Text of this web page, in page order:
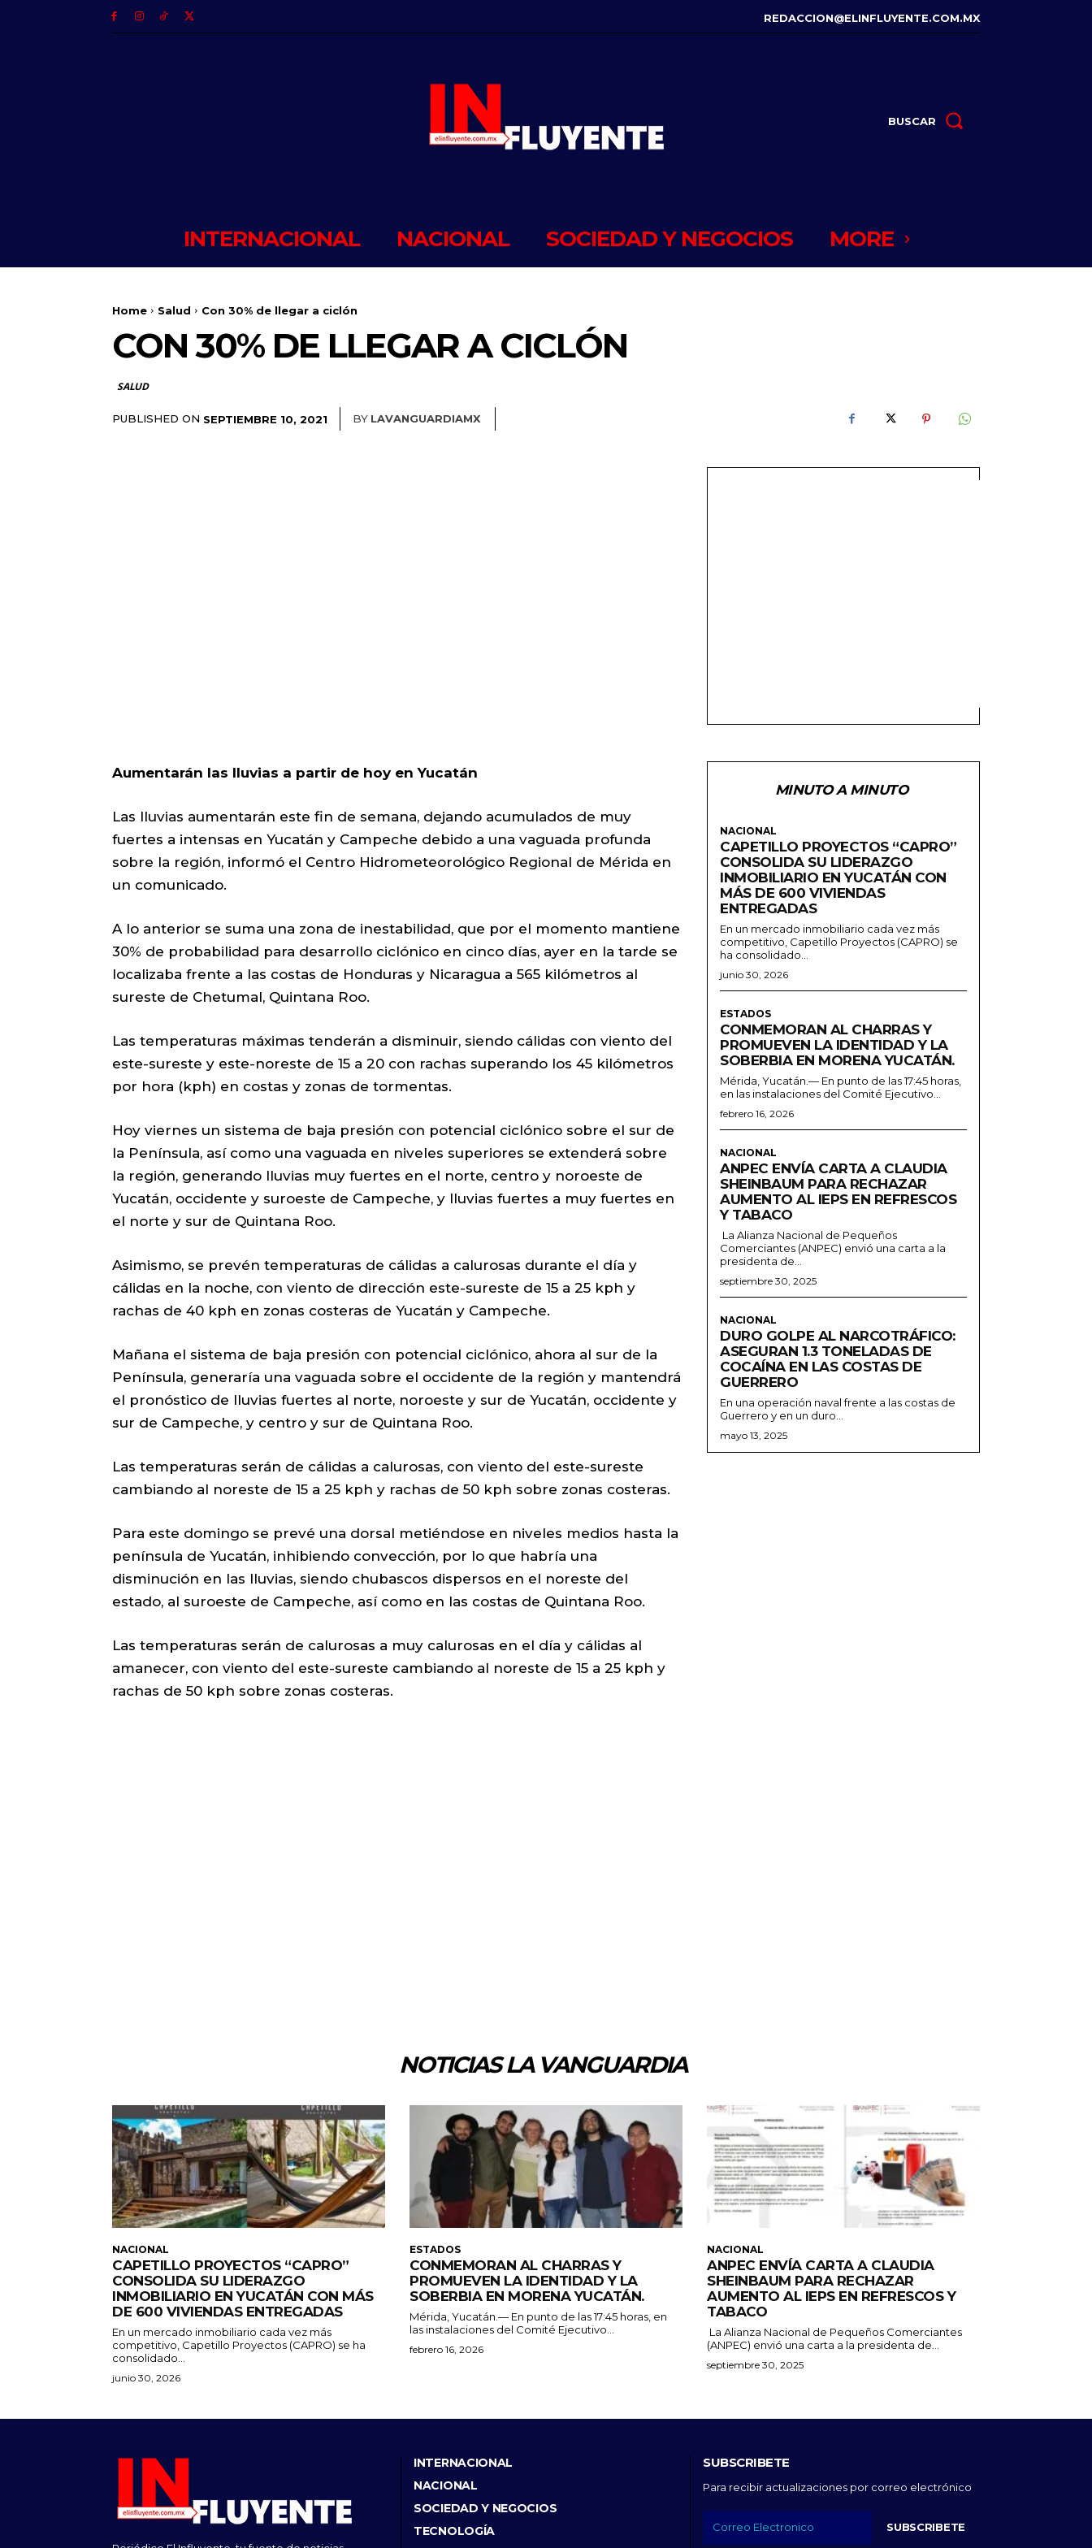
REDACCION@ELINFLUYENTE.COM.MX
BUSCAR
INTERNACIONAL NACIONAL SOCIEDAD Y NEGOCIOS MORE
Home Salud Con 30% de llegar a ciclón
CON 30% DE LLEGAR A CICLÓN
SALUD
PUBLISHED ON SEPTIEMBRE 10, 2021 BY LAVANGUARDIAMX
Aumentarán las lluvias a partir de hoy en Yucatán
Las lluvias aumentarán este fin de semana, dejando acumulados de muy
fuertes a intensas en Yucatán y Campeche debido a una vaguada profunda
sobre la región, informó el Centro Hidrometeorológico Regional de Mérida en
un comunicado.
A lo anterior se suma una zona de inestabilidad, que por el momento mantiene
30% de probabilidad para desarrollo ciclónico en cinco días, ayer en la tarde se
localizaba frente a las costas de Honduras y Nicaragua a 565 kilómetros al
sureste de Chetumal, Quintana Roo.
Las temperaturas máximas tenderán a disminuir, siendo cálidas con viento del
este-sureste y este-noreste de 15 a 20 con rachas superando los 45 kilómetros
por hora (kph) en costas y zonas de tormentas.
Hoy viernes un sistema de baja presión con potencial ciclónico sobre el sur de
la Península, así como una vaguada en niveles superiores se extenderá sobre
la región, generando lluvias muy fuertes en el norte, centro y noroeste de
Yucatán, occidente y suroeste de Campeche, y lluvias fuertes a muy fuertes en
el norte y sur de Quintana Roo.
Asimismo, se prevén temperaturas de cálidas a calurosas durante el día y
cálidas en la noche, con viento de dirección este-sureste de 15 a 25 kph y
rachas de 40 kph en zonas costeras de Yucatán y Campeche.
Mañana el sistema de baja presión con potencial ciclónico, ahora al sur de la
Península, generaría una vaguada sobre el occidente de la región y mantendrá
el pronóstico de lluvias fuertes al norte, noroeste y sur de Yucatán, occidente y
sur de Campeche, y centro y sur de Quintana Roo.
Las temperaturas serán de cálidas a calurosas, con viento del este-sureste
cambiando al noreste de 15 a 25 kph y rachas de 50 kph sobre zonas costeras.
Para este domingo se prevé una dorsal metiéndose en niveles medios hasta la
península de Yucatán, inhibiendo convección, por lo que habría una
disminución en las lluvias, siendo chubascos dispersos en el noreste del
estado, al suroeste de Campeche, así como en las costas de Quintana Roo.
Las temperaturas serán de calurosas a muy calurosas en el día y cálidas al
amanecer, con viento del este-sureste cambiando al noreste de 15 a 25 kph y
rachas de 50 kph sobre zonas costeras.
MINUTO A MINUTO
NACIONAL
CAPETILLO PROYECTOS “CAPRO”
CONSOLIDA SU LIDERAZGO
INMOBILIARIO EN YUCATÁN CON
MÁS DE 600 VIVIENDAS
ENTREGADAS
En un mercado inmobiliario cada vez más
competitivo, Capetillo Proyectos (CAPRO) se
ha consolidado...
junio 30, 2026
ESTADOS
CONMEMORAN AL CHARRAS Y
PROMUEVEN LA IDENTIDAD Y LA
SOBERBIA EN MORENA YUCATÁN.
Mérida, Yucatán.— En punto de las 17:45 horas,
en las instalaciones del Comité Ejecutivo...
febrero 16, 2026
NACIONAL
ANPEC ENVÍA CARTA A CLAUDIA
SHEINBAUM PARA RECHAZAR
AUMENTO AL IEPS EN REFRESCOS
Y TABACO
La Alianza Nacional de Pequeños
Comerciantes (ANPEC) envió una carta a la
presidenta de...
septiembre 30, 2025
NACIONAL
DURO GOLPE AL NARCOTRÁFICO:
ASEGURAN 1.3 TONELADAS DE
COCAÍNA EN LAS COSTAS DE
GUERRERO
En una operación naval frente a las costas de
Guerrero y en un duro...
mayo 13, 2025
NOTICIAS LA VANGUARDIA
NACIONAL
CAPETILLO PROYECTOS “CAPRO”
CONSOLIDA SU LIDERAZGO
INMOBILIARIO EN YUCATÁN CON MÁS
DE 600 VIVIENDAS ENTREGADAS
En un mercado inmobiliario cada vez más
competitivo, Capetillo Proyectos (CAPRO) se ha
consolidado...
junio 30, 2026
ESTADOS
CONMEMORAN AL CHARRAS Y
PROMUEVEN LA IDENTIDAD Y LA
SOBERBIA EN MORENA YUCATÁN.
Mérida, Yucatán.— En punto de las 17:45 horas, en
las instalaciones del Comité Ejecutivo...
febrero 16, 2026
NACIONAL
ANPEC ENVÍA CARTA A CLAUDIA
SHEINBAUM PARA RECHAZAR
AUMENTO AL IEPS EN REFRESCOS Y
TABACO
La Alianza Nacional de Pequeños Comerciantes
(ANPEC) envió una carta a la presidenta de...
septiembre 30, 2025
INTERNACIONAL
NACIONAL
SOCIEDAD Y NEGOCIOS
TECNOLOGÍA
SUBSCRIBETE
Para recibir actualizaciones por correo electrónico
SUBSCRIBETE